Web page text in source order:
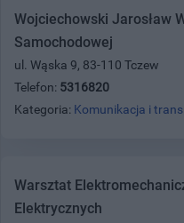
Wojciechowski Jarosław
Samochodowej
ul. Wąska 9, 83-110 Tczew
Telefon: 5316820
Kategoria: Komunikacja i
Warsztat
Elektrycznych